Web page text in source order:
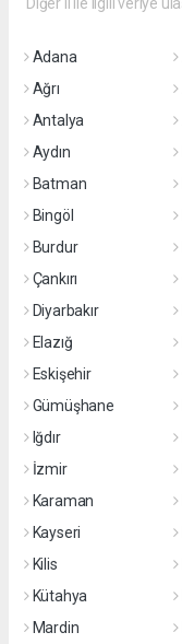
Adana
Ağrı
Antalya
Aydın
Batman
Bingöl
Burdur
Çankırı
Diyarbakır
Elazığ
Eskişehir
Gümüşhane
Iğdır
İzmir
Karaman
Kayseri
Kilis
Kütahya
Mardin